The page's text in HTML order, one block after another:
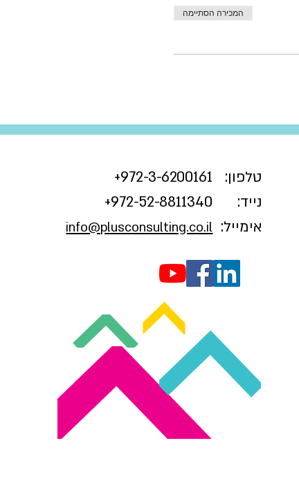
המכירה הסתיימה
טלפון: 972-3-6200161+
נייד: 972-52-8811340+
אימייל: info@plusconsulting.co.il